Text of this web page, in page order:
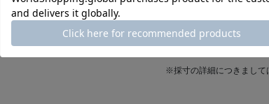
商品詳細
サイズ
※採寸の詳細につきまして